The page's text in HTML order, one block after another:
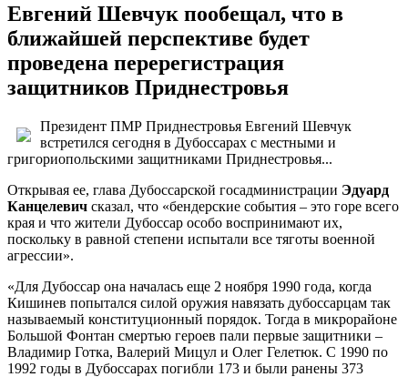
Евгений Шевчук пообещал, что в
ближайшей перспективе будет
проведена перерегистрация
защитников Приднестровья
Президент ПМР Приднестровья Евгений Шевчук
встретился сегодня в Дубоссарах с местными и
григориопольскими защитниками Приднестровья...
Открывая ее, глава Дубоссарской госадминистрации Эдуард
Канцелевич сказал, что «бендерские события – это горе всего
края и что жители Дубоссар особо воспринимают их,
поскольку в равной степени испытали все тяготы военной
агрессии».
«Для Дубоссар она началась еще 2 ноября 1990 года, когда
Кишинев попытался силой оружия навязать дубоссарцам так
называемый конституционный порядок. Тогда в микрорайоне
Большой Фонтан смертью героев пали первые защитники –
Владимир Готка, Валерий Мицул и Олег Гелетюк. С 1990 по
1992 годы в Дубоссарах погибли 173 и были ранены 373